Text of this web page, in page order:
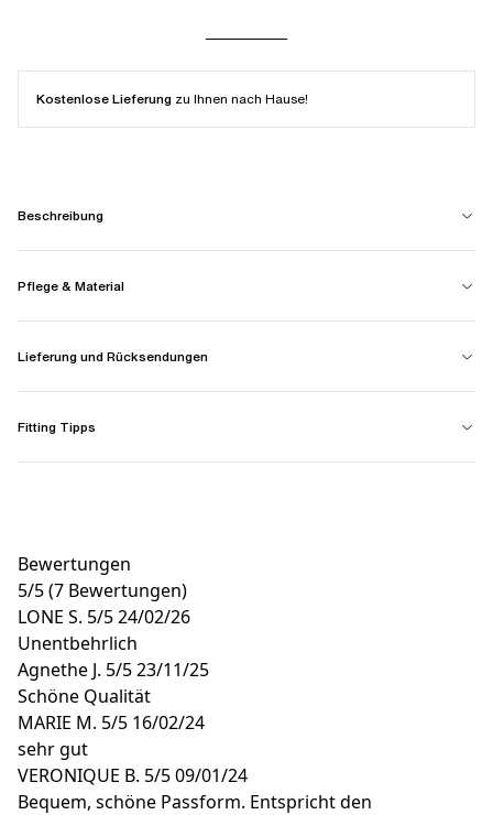
Kostenlose Lieferung zu Ihnen nach Hause!
Beschreibung
Pflege & Material
Lieferung und Rücksendungen
Fitting Tipps
Bewertungen
5/5(7 Bewertungen)
LONE S. 5/524/02/26
Unentbehrlich
Agnethe J. 5/523/11/25
Schöne Qualität
MARIE M. 5/5 16/02/24
sehr gut
VERONIQUE B. 5/509/01/24
Bequem, schöne Passform. Entspricht den